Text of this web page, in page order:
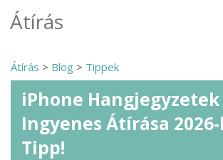
Átírás
Átírás > Blog > Tippek
iPhone Hangjegyzetek
Ingyenes Átírása 2026-
Tipp!